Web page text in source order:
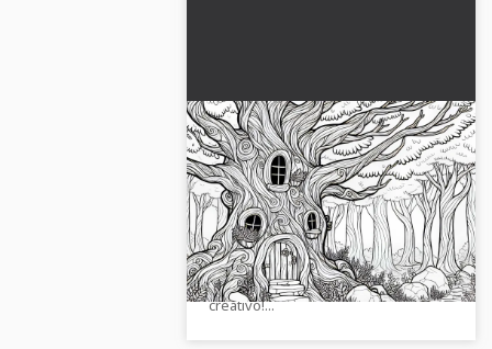
En el bosque encantado de
los cuentos de hadas hay un
árbol antiguo con puerta y
ventanas – Plantilla para
colorear gratis
Descubre una imagen para colorear
de un árbol antiguo con puerta y
ventanas en el bosque encantado.
¡Descárgalo gratis ahora y sé
creativo!...